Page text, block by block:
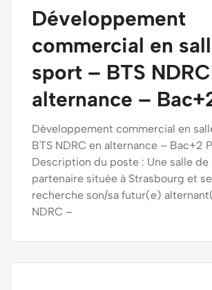
Développement
commercial en
sport – BTS
alternance –
Développement commercial en
BTS NDRC en alternance – Bac+2
Description du poste : Une salle de
partenaire située à Strasbourg et
recherche son/sa futur(e)
NDRC –